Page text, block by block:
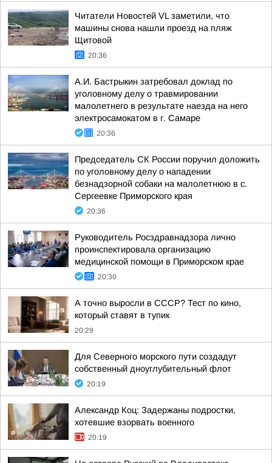
Читатели Новостей VL заметили, что
машины снова нашли проезд на пляж
Щитовой
20:36
А.И. Бастрыкин затребовал доклад по
уголовному делу о травмировании
малолетнего в результате наезда на него
электросамокатом в г. Самаре
20:36
Председатель СК России поручил доложить
по уголовному делу о нападении
безнадзорной собаки на малолетнюю в с.
Сергеевке Приморского края
20:36
Руководитель Росздравнадзора лично
проинспектировала организацию
медицинской помощи в Приморском крае
20:30
А точно выросли в СССР? Тест по кино,
который ставят в тупик
20:29
Для Северного морского пути создадут
собственный дноуглубительный флот
20:19
Александр Коц: Задержаны подростки,
хотевшие взорвать военного
20:19